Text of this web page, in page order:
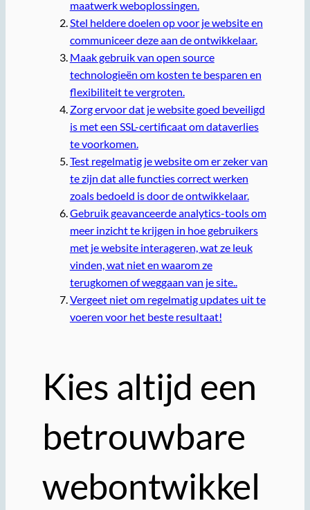
maatwerk weboplossingen.
Stel heldere doelen op voor je website en
communiceer deze aan de ontwikkelaar.
Maak gebruik van open source
technologieën om kosten te besparen en
flexibiliteit te vergroten.
Zorg ervoor dat je website goed beveiligd
is met een SSL-certificaat om dataverlies
te voorkomen.
Test regelmatig je website om er zeker van
te zijn dat alle functies correct werken
zoals bedoeld is door de ontwikkelaar.
Gebruik geavanceerde analytics-tools om
meer inzicht te krijgen in hoe gebruikers
met je website interageren, wat ze leuk
vinden, wat niet en waarom ze
terugkomen of weggaan van je site..
Vergeet niet om regelmatig updates uit te
voeren voor het beste resultaat!
Kies altijd een
betrouwbare
webontwikkel